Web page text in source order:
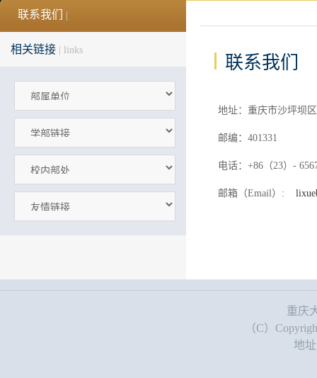
联系我们
相关链接 | links
联系我们
地址：重庆市沙坪坝
邮编：401331
电话：+86（23）-
邮箱（Email）:
重庆
（C）
地